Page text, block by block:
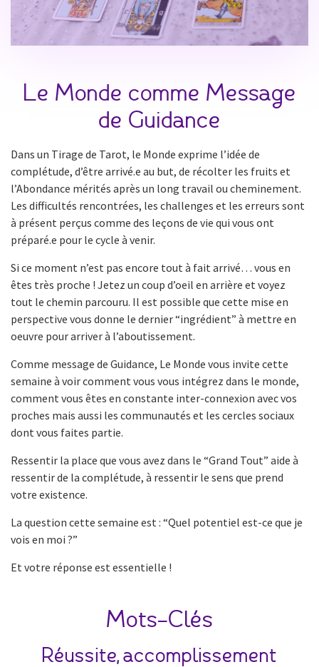
Le Monde comme Message
de Guidance
Dans un Tirage de Tarot, le Monde exprime l’idée de
complétude, d’être arrivé.e au but, de récolter les fruits et
l’Abondance mérités après un long travail ou cheminement.
Les difficultés rencontrées, les challenges et les erreurs sont
à présent perçus comme des leçons de vie qui vous ont
préparé.e pour le cycle à venir.
Si ce moment n’est pas encore tout à fait arrivé… vous en
êtes très proche ! Jetez un coup d’oeil en arrière et voyez
tout le chemin parcouru. Il est possible que cette mise en
perspective vous donne le dernier “ingrédient” à mettre en
oeuvre pour arriver à l’aboutissement.
Comme message de Guidance, Le Monde vous invite cette
semaine à voir comment vous vous intégrez dans le monde,
comment vous êtes en constante inter-connexion avec vos
proches mais aussi les communautés et les cercles sociaux
dont vous faites partie.
Ressentir la place que vous avez dans le “Grand Tout” aide à
ressentir de la complétude, à ressentir le sens que prend
votre existence.
La question cette semaine est : “Quel potentiel est-ce que je
vois en moi ?”
Et votre réponse est essentielle !
Mots-Clés
Réussite, accomplissement